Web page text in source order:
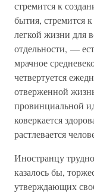
стремится к
бытия, стремится
легкой жизни для
отдельности, —
мрачное
четвертуется
отверженной
провинциальной
коверкается
растлевается
Иностранцу
казалось бы,
утверждающих